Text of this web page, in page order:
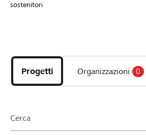
DE FR IT
sostenitori
i
progetti
e
della
Progetti Organizzazioni 0
Cerca